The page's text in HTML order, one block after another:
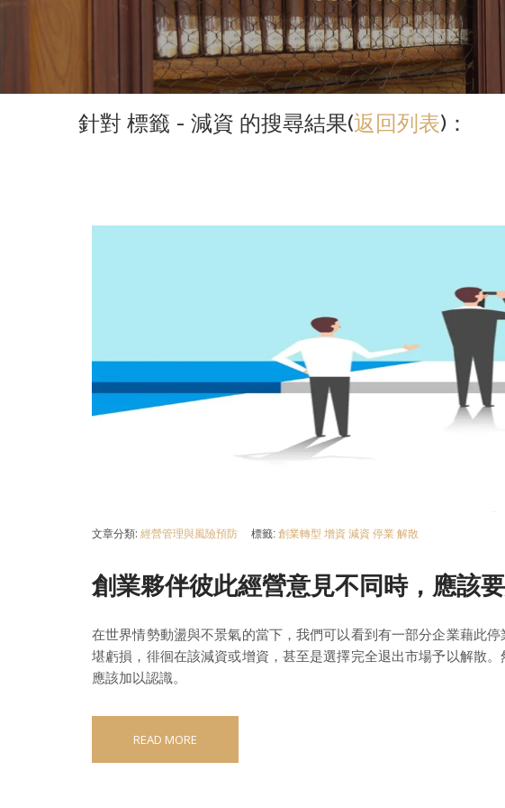
針對 標籤 - 減資 的搜尋結果(返回列表)：
文章分類: 經營管理與風險預防 標籤: 創業轉型 增資 減資 停業 解散
創業夥伴彼此經營意見不同時，應該
在世界情勢動盪與不景氣的當下，我們可以看到有一部分企業藉此
堪虧損，徘徊在該減資或增資，甚至是選擇完全退出市場予以解散
應該加以認識。
READ MORE